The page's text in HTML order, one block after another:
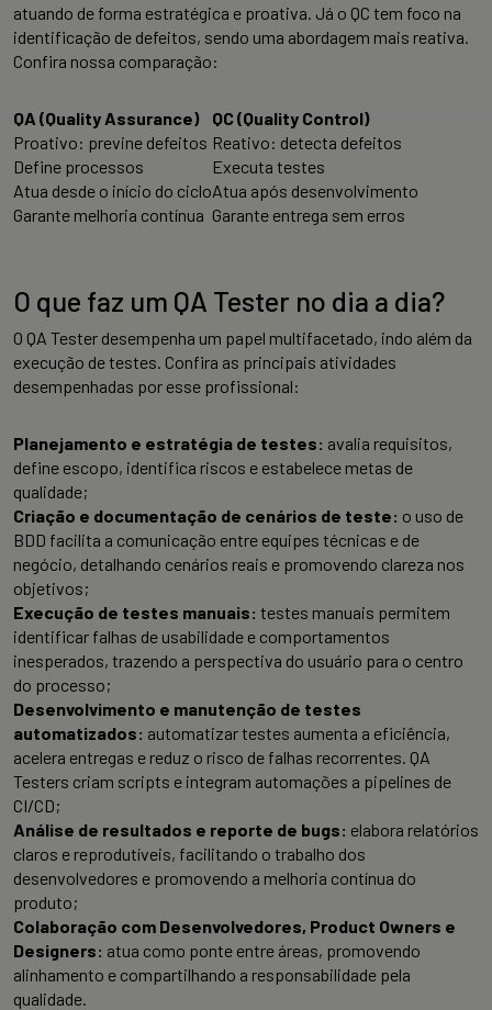
atuando de forma estratégica e proativa. Já o QC tem foco na
identificação de defeitos, sendo uma abordagem mais reativa.
Confira nossa comparação:
QA (Quality Assurance)
QC (Quality Control)
Proativo: previne defeitos Reativo: detecta defeitos
Define processos
Executa testes
Atua desde o início do cicloAtua após desenvolvimento
Garante melhoria contínua Garante entrega sem erros
O que faz um QA Tester no dia a dia?
O QA Tester desempenha um papel multifacetado, indo além da
execução de testes. Confira as principais atividades
desempenhadas por esse profissional:
Planejamento e estratégia de testes: avalia requisitos,
define escopo, identifica riscos e estabelece metas de
qualidade;
Criação e documentação de cenários de teste: o uso de
BDD facilita a comunicação entre equipes técnicas e de
negócio, detalhando cenários reais e promovendo clareza nos
objetivos;
Execução de testes manuais: testes manuais permitem
identificar falhas de usabilidade e comportamentos
inesperados, trazendo a perspectiva do usuário para o centro
do processo;
Desenvolvimento e manutenção de testes
automatizados: automatizar testes aumenta a eficiência,
acelera entregas e reduz o risco de falhas recorrentes. QA
Testers criam scripts e integram automações a pipelines de
CI/CD;
Análise de resultados e reporte de bugs: elabora relatórios
claros e reprodutíveis, facilitando o trabalho dos
desenvolvedores e promovendo a melhoria contínua do
produto;
Colaboração com Desenvolvedores, Product Owners e
Designers: atua como ponte entre áreas, promovendo
alinhamento e compartilhando a responsabilidade pela
qualidade.